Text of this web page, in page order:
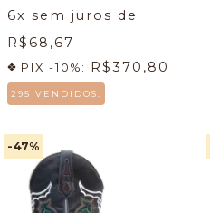
6x sem juros de
R$68,67
PIX -10%: R$370,80
295 VENDIDOS.
-47%